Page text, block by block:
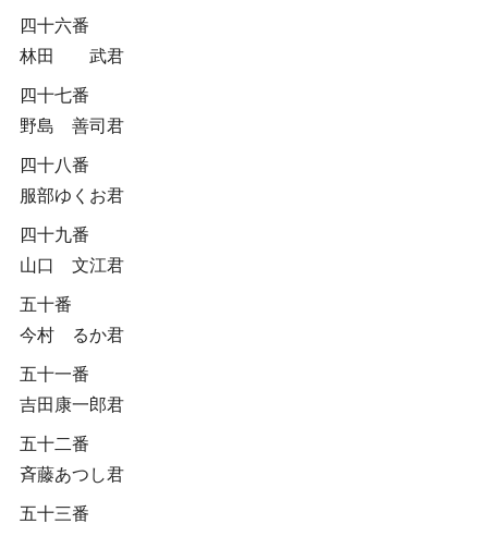
四十六番
林田 武君
四十七番
野島 善司君
四十八番
服部ゆくお君
四十九番
山口 文江君
五十番
今村 るか君
五十一番
吉田康一郎君
五十二番
斉藤あつし君
五十三番